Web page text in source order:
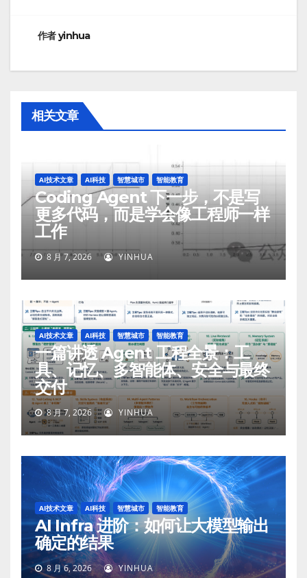
航
作者yinhua
相关文章
AI技术文章 AI科技 智慧城市 智能教育
Coding Agent 下一步，不是写
更多代码，而是学会像工程师一样
工作
8 月 7, 2026 YINHUA
AI技术文章 AI科技 智慧城市 智能教育
一篇讲透 Agent 工程全景：工
具、记忆、多智能体、安全与最终
交付
8 月 7, 2026 YINHUA
AI技术文章 AI科技 智慧城市 智能教育
AI Infra 进阶：如何让大模型输出
确定的结果
8 月 6, 2026 YINHUA